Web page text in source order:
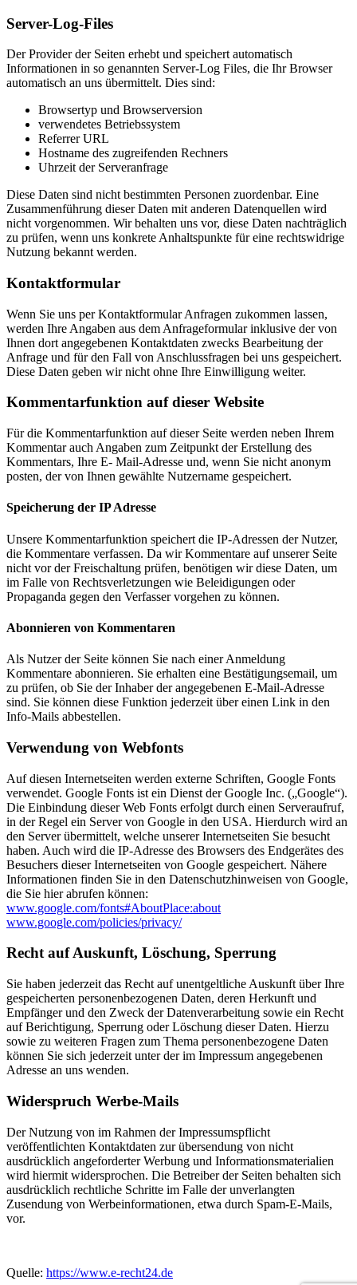
Server-Log-Files
Der Provider der Seiten erhebt und speichert automatisch
Informationen in so genannten Server-Log Files, die Ihr Browser
automatisch an uns übermittelt. Dies sind:
Browsertyp und Browserversion
verwendetes Betriebssystem
Referrer URL
Hostname des zugreifenden Rechners
Uhrzeit der Serveranfrage
Diese Daten sind nicht bestimmten Personen zuordenbar. Eine
Zusammenführung dieser Daten mit anderen Datenquellen wird
nicht vorgenommen. Wir behalten uns vor, diese Daten nachträglich
zu prüfen, wenn uns konkrete Anhaltspunkte für eine rechtswidrige
Nutzung bekannt werden.
Kontaktformular
Wenn Sie uns per Kontaktformular Anfragen zukommen lassen,
werden Ihre Angaben aus dem Anfrageformular inklusive der von
Ihnen dort angegebenen Kontaktdaten zwecks Bearbeitung der
Anfrage und für den Fall von Anschlussfragen bei uns gespeichert.
Diese Daten geben wir nicht ohne Ihre Einwilligung weiter.
Kommentarfunktion auf dieser Website
Für die Kommentarfunktion auf dieser Seite werden neben Ihrem
Kommentar auch Angaben zum Zeitpunkt der Erstellung des
Kommentars, Ihre E- Mail-Adresse und, wenn Sie nicht anonym
posten, der von Ihnen gewählte Nutzername gespeichert.
Speicherung der IP Adresse
Unsere Kommentarfunktion speichert die IP-Adressen der Nutzer,
die Kommentare verfassen. Da wir Kommentare auf unserer Seite
nicht vor der Freischaltung prüfen, benötigen wir diese Daten, um
im Falle von Rechtsverletzungen wie Beleidigungen oder
Propaganda gegen den Verfasser vorgehen zu können.
Abonnieren von Kommentaren
Als Nutzer der Seite können Sie nach einer Anmeldung
Kommentare abonnieren. Sie erhalten eine Bestätigungsemail, um
zu prüfen, ob Sie der Inhaber der angegebenen E-Mail-Adresse
sind. Sie können diese Funktion jederzeit über einen Link in den
Info-Mails abbestellen.
Verwendung von Webfonts
Auf diesen Internetseiten werden externe Schriften, Google Fonts
verwendet. Google Fonts ist ein Dienst der Google Inc. („Google“).
Die Einbindung dieser Web Fonts erfolgt durch einen Serveraufruf,
in der Regel ein Server von Google in den USA. Hierdurch wird an
den Server übermittelt, welche unserer Internetseiten Sie besucht
haben. Auch wird die IP-Adresse des Browsers des Endgerätes des
Besuchers dieser Internetseiten von Google gespeichert. Nähere
Informationen finden Sie in den Datenschutzhinweisen von Google,
die Sie hier abrufen können:
www.google.com/fonts#AboutPlace:about
www.google.com/policies/privacy/
Recht auf Auskunft, Löschung, Sperrung
Sie haben jederzeit das Recht auf unentgeltliche Auskunft über Ihre
gespeicherten personenbezogenen Daten, deren Herkunft und
Empfänger und den Zweck der Datenverarbeitung sowie ein Recht
auf Berichtigung, Sperrung oder Löschung dieser Daten. Hierzu
sowie zu weiteren Fragen zum Thema personenbezogene Daten
können Sie sich jederzeit unter der im Impressum angegebenen
Adresse an uns wenden.
Widerspruch Werbe-Mails
Der Nutzung von im Rahmen der Impressumspflicht
veröffentlichten Kontaktdaten zur übersendung von nicht
ausdrücklich angeforderter Werbung und Informationsmaterialien
wird hiermit widersprochen. Die Betreiber der Seiten behalten sich
ausdrücklich rechtliche Schritte im Falle der unverlangten
Zusendung von Werbeinformationen, etwa durch Spam-E-Mails,
vor.
Quelle: https://www.e-recht24.de